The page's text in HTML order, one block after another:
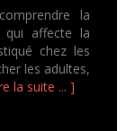
la
qui affecte la
chez les
les adultes,
la suite ... ]